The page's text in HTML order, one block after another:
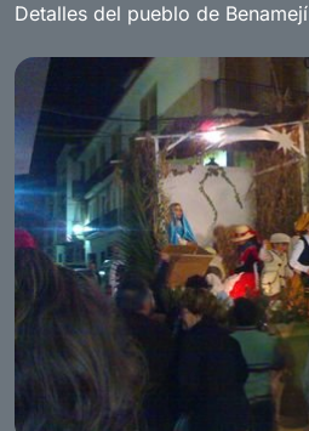
Detalles del pueblo de Benamejí